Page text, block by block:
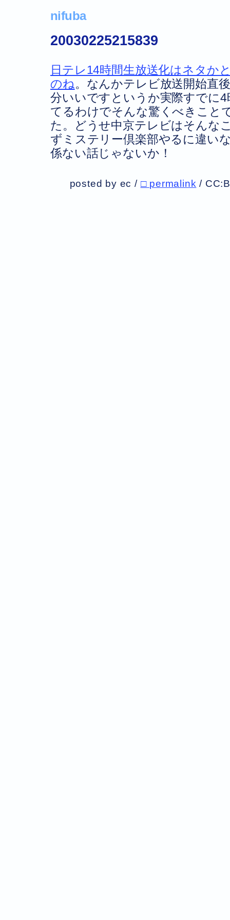
nifuba
20030225215839
日テレ14時間生放送化はネタか
のね。なんかテレビ放送開始直
分いいですというか実際すでに
てるわけでそんな驚くべきこと
た。どうせ中京テレビはそんな
ずミステリー倶楽部やるに違い
係ない話じゃないか！
posted by ec / □ permalink /